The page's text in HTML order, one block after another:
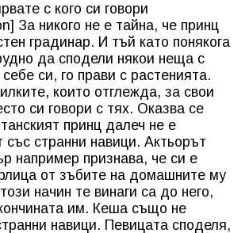
с кого си говори
За никого не е тайна, че принц
градинар. И тъй като понякога
да сподели някои неща с
си, го прави с растенията.
които отглежда, за свои
си говори с тях. Оказва се
принц далеч не е
със странни навици. Актьорът
например признава, че си е
от зъбите на домашните му
начин те винаги са до него,
им. Кеша също не
навици. Певицата споделя,